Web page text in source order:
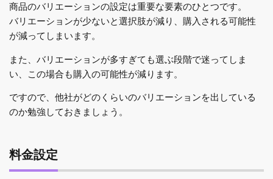
商品のバリエーションの設定は重要な要素のひとつです。
バリエーションが少ないと選択肢が減り、購入される可能性
が減ってしまいます。
また、バリエーションが多すぎても選ぶ段階で迷ってしま
い、この場合も購入の可能性が減ります。
ですので、他社がどのくらいのバリエーションを出している
のか勉強しておきましょう。
料金設定